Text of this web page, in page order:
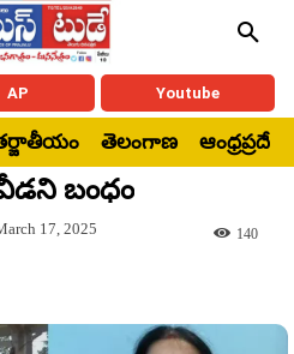
AP Youtube
తెలంగాణ ఆంధ్రప్రదేశ్
బంధం
17, 2025 140